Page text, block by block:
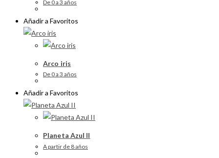
De 0 a 3 años
Añadir a Favoritos
Arco iris
De 0 a 3 años
Añadir a Favoritos
Planeta Azul II
A partir de 8 años